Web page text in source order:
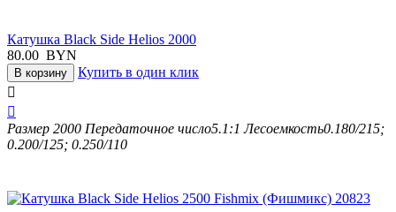
Катушка Black Side Helios 2000
80.00 BYN
В корзину
Купить в один клик


Размер 2000 Передаточное число5.1:1 Лесоемкость0.180/215;
0.200/125; 0.250/110